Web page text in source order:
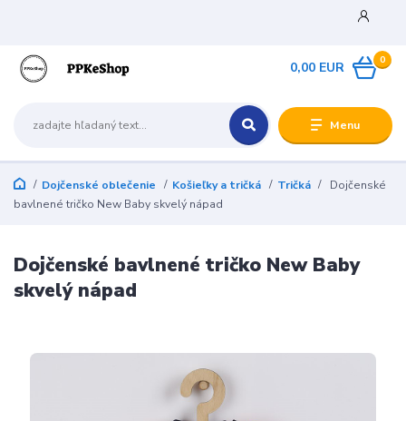
Menu
0
0,00 EUR
Dojčenské oblečenie Košieľky a tričká Tričká
Dojčenské
bavlnené tričko New Baby skvelý nápad
Dojčenské bavlnené tričko New Baby
skvelý nápad